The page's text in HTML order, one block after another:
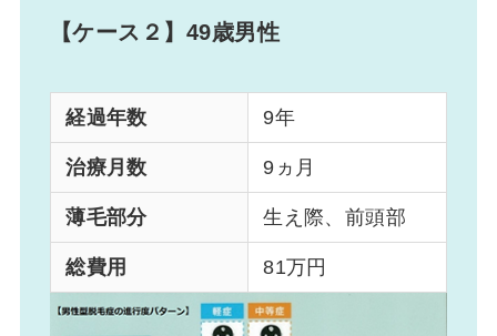
【ケース２】49歳男性
経過年数 9年
治療月数 9ヵ月
薄毛部分 生え際、前頭部
総費用 81万円